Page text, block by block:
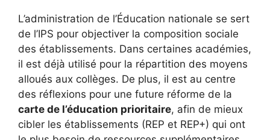
L’administration de l’Éducation nationale se sert
de l’IPS pour objectiver la composition sociale
des établissements. Dans certaines académies,
il est déjà utilisé pour la répartition des moyens
alloués aux collèges. De plus, il est au centre
des réflexions pour une future réforme de la
carte de l’éducation prioritaire, afin de mieux
cibler les établissements (REP et REP+) qui ont